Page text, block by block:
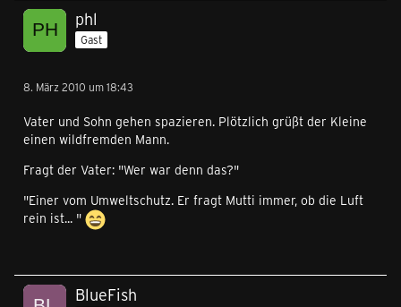
phl
Gast
8. März 2010 um 18:43
Vater und Sohn gehen spazieren. Plötzlich grüßt der Kleine
einen wildfremden Mann.
Fragt der Vater: "Wer war denn das?"
"Einer vom Umweltschutz. Er fragt Mutti immer, ob die Luft
rein ist... "
BlueFish